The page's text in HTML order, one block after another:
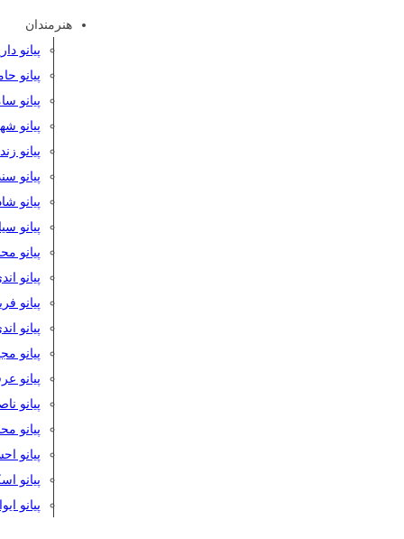
هنرمندان
پیانو
پیانو
پیانو
پیانو
پیانو
پیانو
پیانو
پیانو
پیانو
پیانو
پیانو
پیانو
پیانو
پیانو
پیانو
پیانو
پیانو
پیانو
پیانو